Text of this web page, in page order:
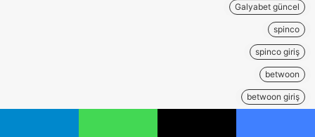
Galyabet güncel
spinco
spinco giriş
betwoon
betwoon giriş